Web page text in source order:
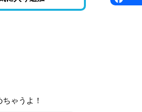
ゃうよ！